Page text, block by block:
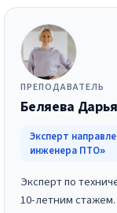
ПРЕПОДАВАТЕЛЬ
Беляева
Эксперт
инженера ПТО»
Эксперт по
10-летним